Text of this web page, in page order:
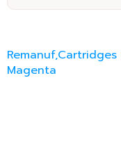
Remanuf,Cartridges
Magenta